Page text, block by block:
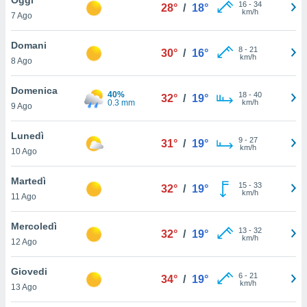
è
al sito
di
ci
di
il
un
la
nella
7 Ago
28° / 18° 16- 34
km/h
Domani
8 Ago
30° / 16° 8- 21
km/h
Domenica
9 Ago
40%
0.3 mm
32° / 19° 18- 40
km/h
Lunedì
10 Ago
31° / 19° 9- 27
km/h
Martedì
11 Ago
32° / 19° 15- 33
km/h
Mercoledì
12 Ago
32° / 19° 13- 32
km/h
Giovedi
13 Ago
34° / 19° 6- 21
km/h